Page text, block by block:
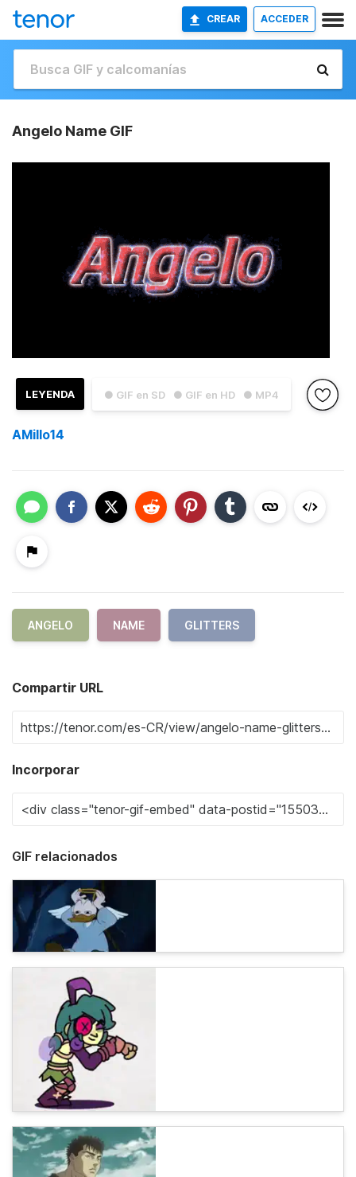
CREAR ACCEDER
Angelo Name GIF
● GIF en SD ● GIF en HD ● MP4
LEYENDA
AMillo14
ANGELO NAME GLITTERS
Compartir URL
Incorporar
GIF relacionados